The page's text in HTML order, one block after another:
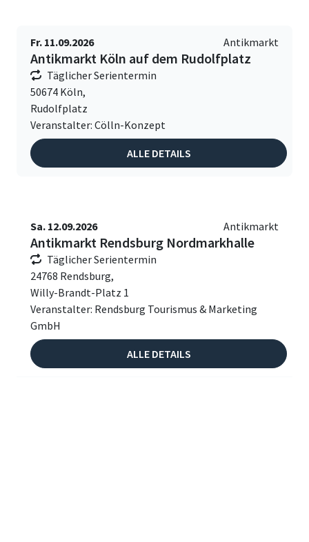
Fr. 11.09.2026 Antikmarkt
Antikmarkt Köln auf dem Rudolfplatz
Täglicher Serientermin
50674 Köln,
Rudolfplatz
Veranstalter: Cölln-Konzept
ALLE DETAILS
Sa. 12.09.2026 Antikmarkt
Antikmarkt Rendsburg Nordmarkhalle
Täglicher Serientermin
24768 Rendsburg,
Willy-Brandt-Platz 1
Veranstalter: Rendsburg Tourismus & Marketing
GmbH
ALLE DETAILS